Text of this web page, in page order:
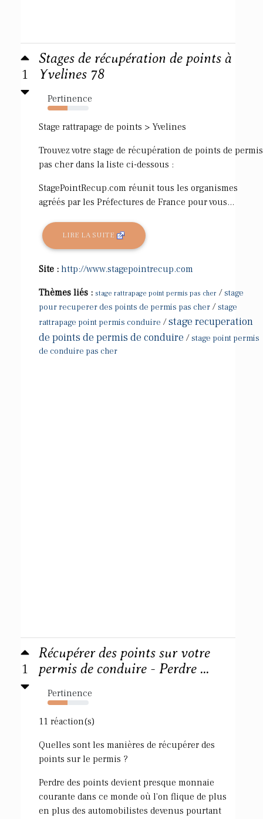
1
Stages de récupération de points à
Yvelines 78
Pertinence
49%
Stage rattrapage de points > Yvelines
Trouvez votre stage de récupération de points de permis
pas cher dans la liste ci-dessous :
StagePointRecup.com réunit tous les organismes
agréés par les Préfectures de France pour vous...
LIRE LA SUITE
Site : http://www.stagepointrecup.com
Thèmes liés : stage rattrapage point permis pas cher /stage
pour recuperer des points de permis pas cher /stage
rattrapage point permis conduire /stage recuperation
de points de permis de conduire /stage point permis
de conduire pas cher
1
Récupérer des points sur votre
permis de conduire - Perdre ...
Pertinence
49%
11 réaction(s)
Quelles sont les manières de récupérer des
points sur le permis ?
Perdre des points devient presque monnaie
courante dans ce monde où l'on flique de plus
en plus des automobilistes devenus pourtant